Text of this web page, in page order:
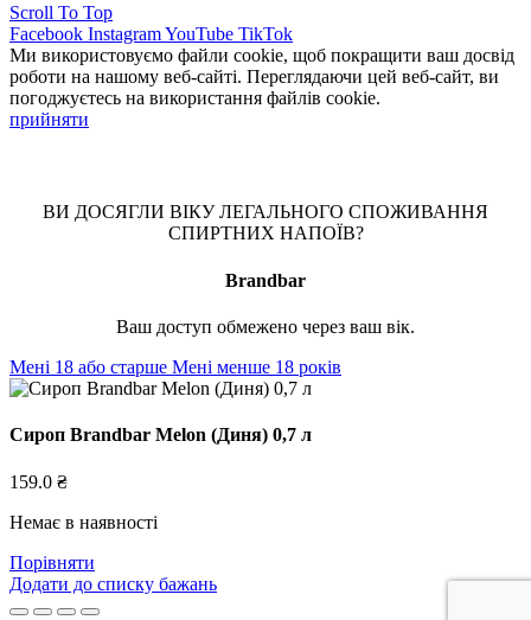
Scroll To Top
Facebook InstagramYouTube TikTok
Ми використовуємо файли cookie, щоб покращити ваш досвід
роботи на нашому веб-сайті. Переглядаючи цей веб-сайт, ви
погоджуєтесь на використання файлів cookie.
прийняти
ВИ ДОСЯГЛИ ВІКУ ЛЕГАЛЬНОГО СПОЖИВАННЯ
СПИРТНИХ НАПОЇВ?
Brandbar
Ваш доступ обмежено через ваш вік.
Мені 18 або старше Мені менше 18 років
Сироп Brandbar Melon (Диня) 0,7 л
159.0 ₴
Немає в наявності
Порівняти
Додати до списку бажань